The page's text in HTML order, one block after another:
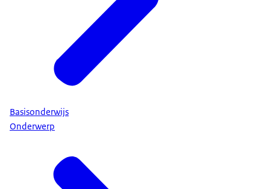
Basisonderwijs
Onderwerp